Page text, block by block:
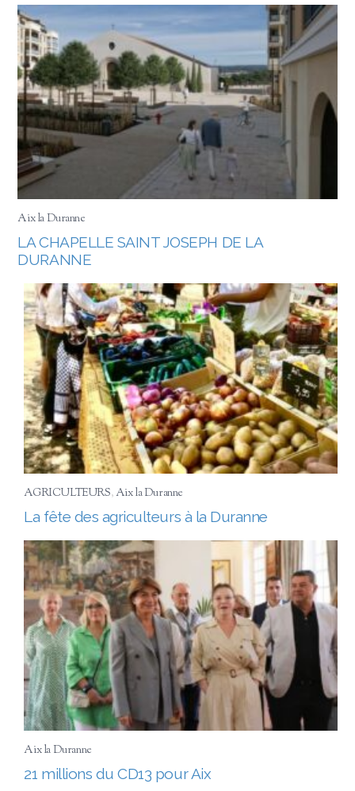
Aix la Duranne
LA CHAPELLE SAINT JOSEPH DE LA
DURANNE
AGRICULTEURS,Aix la Duranne
La fête des agriculteurs à la Duranne
Aix la Duranne
21 millions du CD13 pour Aix